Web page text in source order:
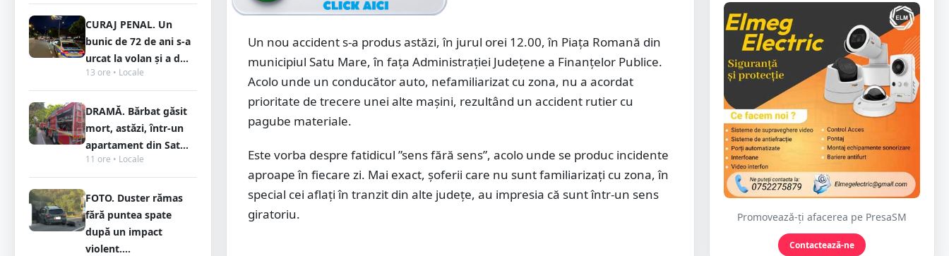
CURAJ PENAL. Un
bunic de 72 de ani s-a
urcat la volan și a d...
13 ore • Locale
DRAMĂ. Bărbat găsit
mort, astăzi, într-un
apartament din Sat...
11 ore • Locale
FOTO. Duster rămas
fără puntea spate
după un impact
violent....
Un nou accident s-a produs astăzi, în jurul orei 12.00, în Piața Romană din
municipiul Satu Mare, în fața Administrației Județene a Finanțelor Publice.
Acolo unde un conducător auto, nefamiliarizat cu zona, nu a acordat
prioritate de trecere unei alte mașini, rezultând un accident rutier cu
pagube materiale.
Este vorba despre fatidicul ”sens fără sens”, acolo unde se produc incidente
aproape în fiecare zi. Mai exact, șoferii care nu sunt familiarizați cu zona, în
special cei aflați în tranzit din alte județe, au impresia că sunt într-un sens
giratoriu.
Promovează-ți afacerea pe PresaSM
Contactează-ne